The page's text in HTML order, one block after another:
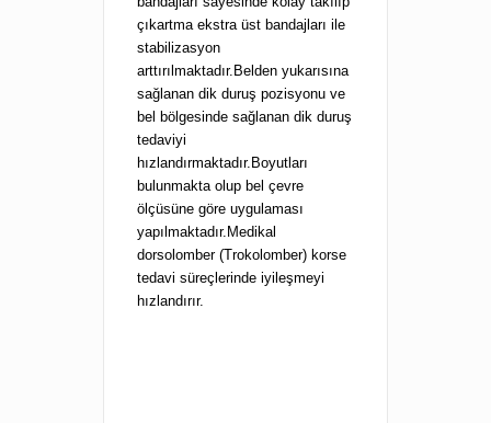
çıkartma ekstra üst bandajları ile
stabilizasyon
arttırılmaktadır.Belden yukarısına
sağlanan dik duruş pozisyonu ve
bel bölgesinde sağlanan dik duruş
tedaviyi
hızlandırmaktadır.Boyutları
bulunmakta olup bel çevre
ölçüsüne göre uygulaması
yapılmaktadır.Medikal
dorsolomber (Trokolomber) korse
tedavi süreçlerinde iyileşmeyi
hızlandırır.